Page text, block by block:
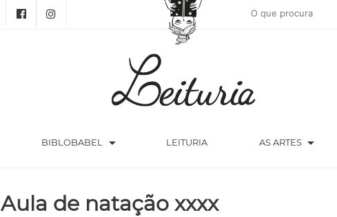
BIBLOBABEL arrow_drop_down LEITURIA AS ARTES arrow_drop_down
Aula de natação xxxx